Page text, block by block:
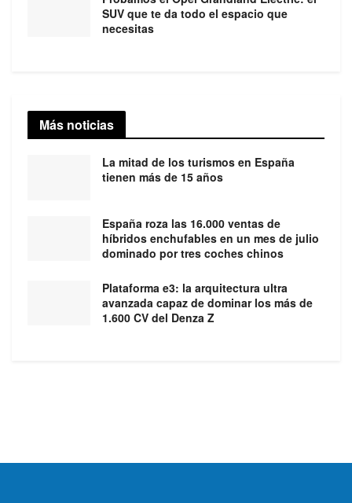
SUV que te da todo el espacio que
necesitas
Más noticias
La mitad de los turismos en España
tienen más de 15 años
España roza las 16.000 ventas de
híbridos enchufables en un mes de julio
dominado por tres coches chinos
Plataforma e3: la arquitectura ultra
avanzada capaz de dominar los más de
1.600 CV del Denza Z